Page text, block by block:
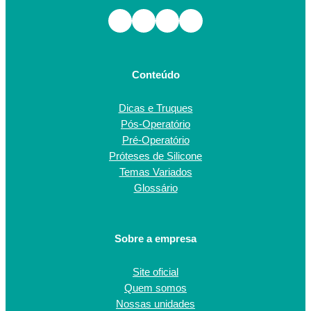
Facebook Instagram TikTok Youtube
Conteúdo
Dicas e Truques
Pós-Operatório
Pré-Operatório
Próteses de Silicone
Temas Variados
Glossário
Sobre a empresa
Site oficial
Quem somos
Nossas unidades